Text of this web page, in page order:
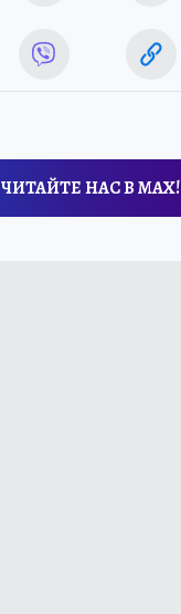
ЧИТАЙТЕ НАС В МАХ!